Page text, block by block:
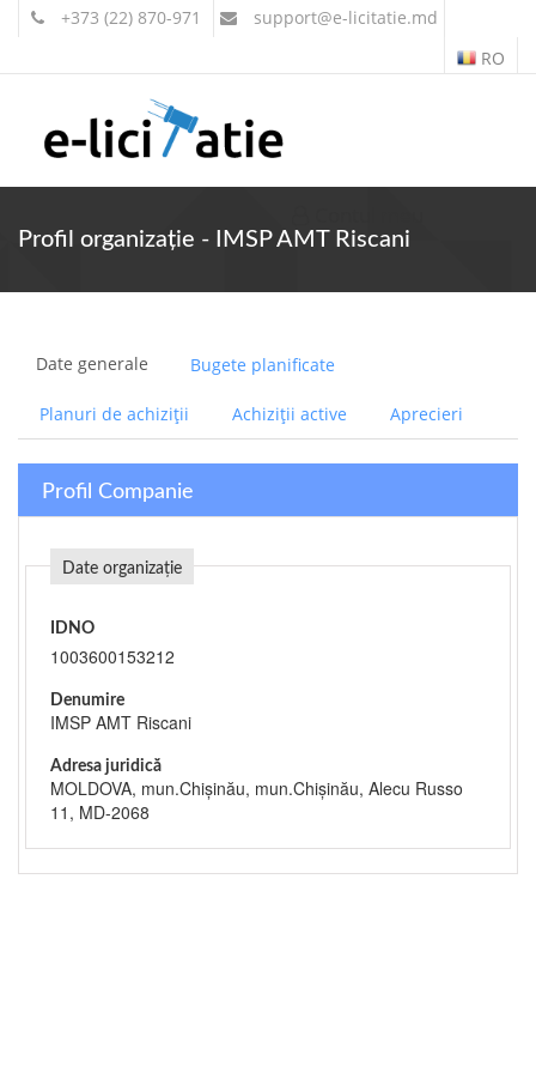
+373 (22) 870-971 support@e-licitatie.md
RO
Profil organizație - IMSP AMT Riscani
Date generale Bugete planificate
Planuri de achiziții Achiziții active Aprecieri
Profil Companie
Date organizație
IDNO
1003600153212
Denumire
IMSP AMT Riscani
Adresa juridică
MOLDOVA, mun.Chişinău, mun.Chişinău, Alecu Russo
11, MD-2068